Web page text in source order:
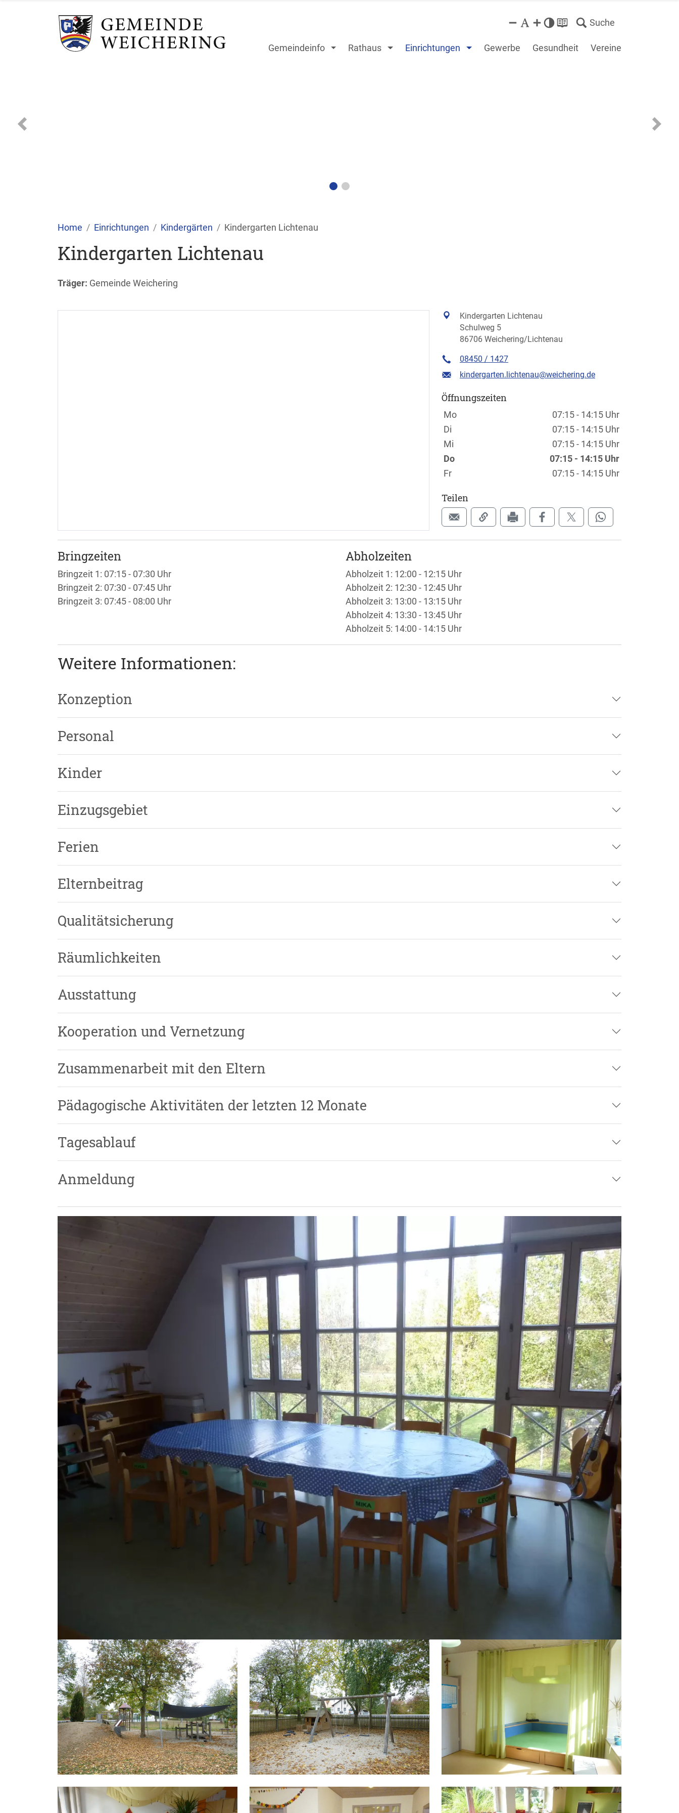
Suche
Gemeindeinfo Rathaus Einrichtungen Gewerbe Gesundheit Vereine
Home Einrichtungen Kindergärten Kindergarten Lichtenau
Kindergarten Lichtenau
Träger: Gemeinde Weichering
Kindergarten Lichtenau
Schulweg 5
86706 Weichering/Lichtenau
08450 / 1427
kindergarten.lichtenau@weichering.de
Öffnungszeiten
Wochentage / Monate
Öffnungszeiten / Hinweise
Mo
07:15 - 14:15 Uhr
Di
07:15 - 14:15 Uhr
Mi
07:15 - 14:15 Uhr
Do
07:15 - 14:15 Uhr
Fr
07:15 - 14:15 Uhr
Teilen
Bringzeiten
Bringzeit 1: 07:15 - 07:30 Uhr
Bringzeit 2: 07:30 - 07:45 Uhr
Bringzeit 3: 07:45 - 08:00 Uhr
Abholzeiten
Abholzeit 1: 12:00 - 12:15 Uhr
Abholzeit 2: 12:30 - 12:45 Uhr
Abholzeit 3: 13:00 - 13:15 Uhr
Abholzeit 4: 13:30 - 13:45 Uhr
Abholzeit 5: 14:00 - 14:15 Uhr
Weitere Informationen:
Konzeption
Personal
Kinder
Einzugsgebiet
Ferien
Elternbeitrag
Qualitätsicherung
Räumlichkeiten
Ausstattung
Kooperation und Vernetzung
Zusammenarbeit mit den Eltern
Pädagogische Aktivitäten der letzten 12 Monate
Tagesablauf
Anmeldung